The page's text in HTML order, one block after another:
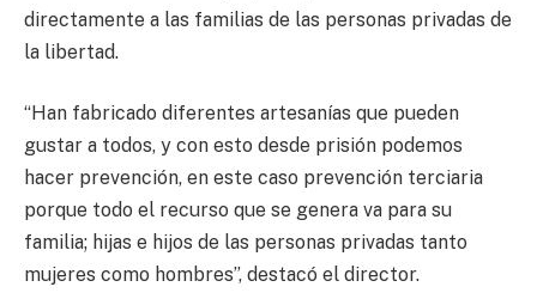
directamente a las familias de las personas privadas de
la libertad.
“Han fabricado diferentes artesanías que pueden
gustar a todos, y con esto desde prisión podemos
hacer prevención, en este caso prevención terciaria
porque todo el recurso que se genera va para su
familia; hijas e hijos de las personas privadas tanto
mujeres como hombres”, destacó el director.